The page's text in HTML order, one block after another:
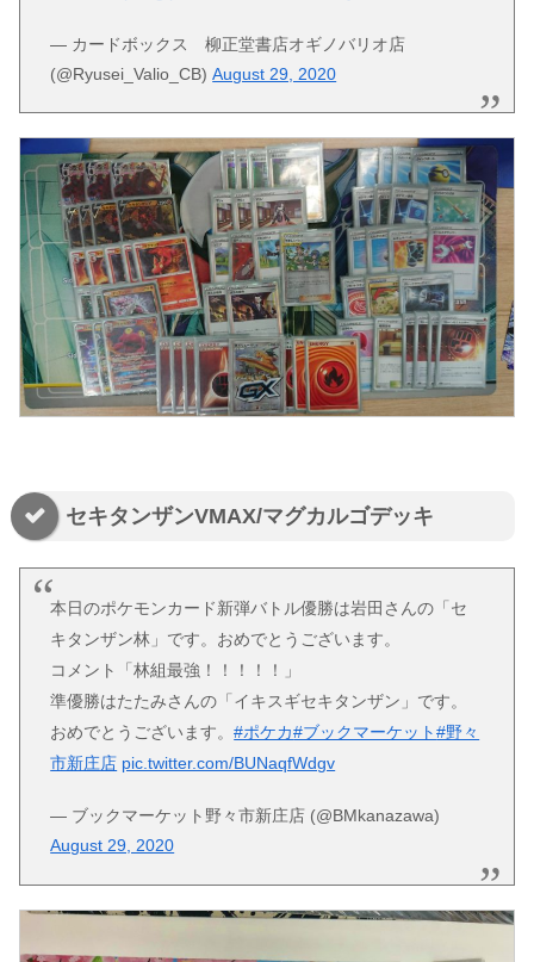
— カードボックス 柳正堂書店オギノバリオ店
(@Ryusei_Valio_CB)August 29, 2020
セキタンザンVMAX/マグカルゴデッキ
本日のポケモンカード新弾バトル優勝は岩田さんの「セ
キタンザン林」です。おめでとうございます。
コメント「林組最強！！！！！」
準優勝はたたみさんの「イキスギセキタンザン」です。
おめでとうございます。#ポケカ#ブックマーケット#野々
市新庄店 pic.twitter.com/BUNaqfWdgv
— ブックマーケット野々市新庄店 (@BMkanazawa)
August 29, 2020